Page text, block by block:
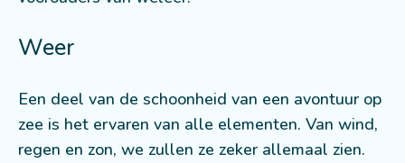
Weer
Een deel van de schoonheid van een avontuur op
zee is het ervaren van alle elementen. Van wind,
regen en zon, we zullen ze zeker allemaal zien.